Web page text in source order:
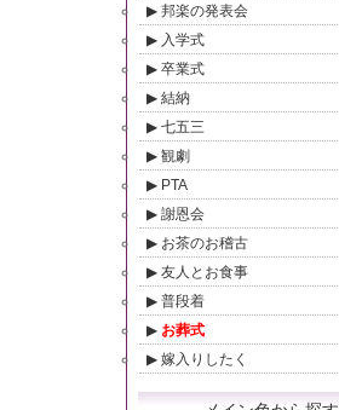
邦楽の発表会
入学式
卒業式
結納
七五三
観劇
PTA
謝恩会
お茶のお稽古
友人とお食事
普段着
お葬式
嫁入りしたく